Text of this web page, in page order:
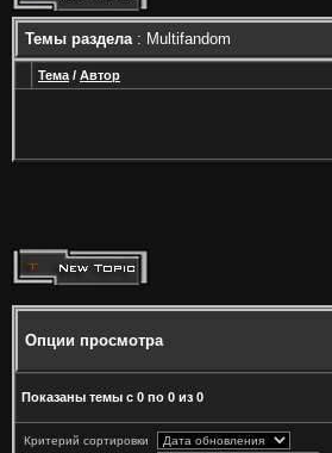
Темы раздела: Multifandom
Тема / Автор
Опции просмотра
Показаны темы с 0 по 0 из 0
Критерий сортировки